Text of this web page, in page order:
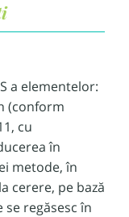
a elementelor:
(conform
cu
în
metode, în
cerere, pe bază
regăsesc în